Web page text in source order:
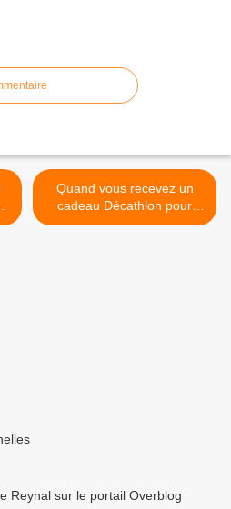
Quand vous recevez un
cadeau Décathlon pour
Noël... >
Reynal sur le portail Overblog